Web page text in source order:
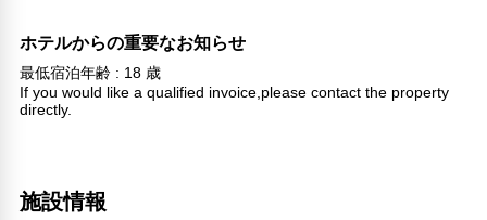
ホテルからの重要なお知らせ
最低宿泊年齢 : 18 歳
If you would like a qualified invoice,please contact the property
directly.
施設情報